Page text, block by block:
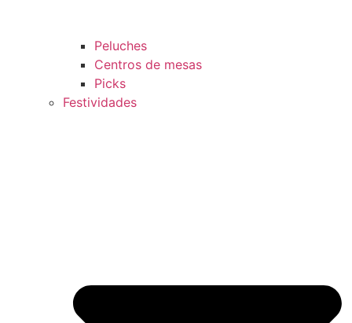
Peluches
Centros de mesas
Picks
Festividades